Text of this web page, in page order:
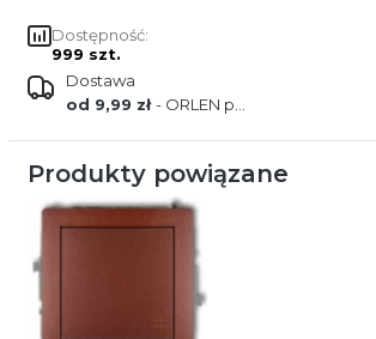
Dostępność:
999 szt.
Dostawa
od 9,99 zł- ORLEN paczka
Produkty powiązane